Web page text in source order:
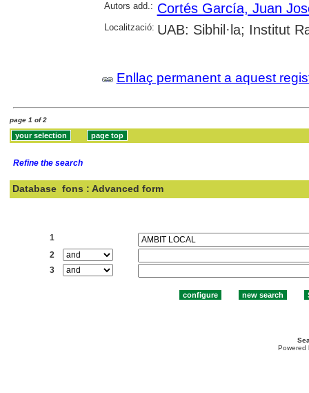
Autors add.: Cortés García, Juan
Localització: UAB: Sibhil·la; Institut
Enllaç permanent a aquest
page 1 of 2
Refine the search
Database fons : Advanced form
1
2
3